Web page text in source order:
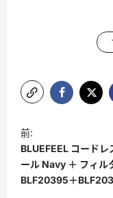
ポ
ス
ト
ナ
前:
BLUEFEEL コードレ
ール Navy ＋ フィ
BLF20395＋